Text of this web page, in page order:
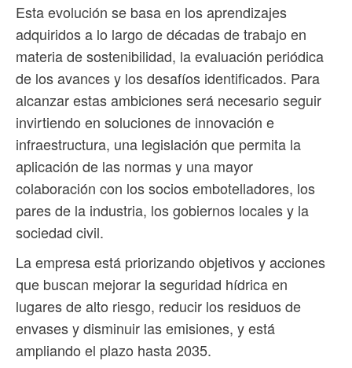
Esta evolución se basa en los aprendizajes
adquiridos a lo largo de décadas de trabajo en
materia de sostenibilidad, la evaluación periódica
de los avances y los desafíos identificados. Para
alcanzar estas ambiciones será necesario seguir
invirtiendo en soluciones de innovación e
infraestructura, una legislación que permita la
aplicación de las normas y una mayor
colaboración con los socios embotelladores, los
pares de la industria, los gobiernos locales y la
sociedad civil.
La empresa está priorizando objetivos y acciones
que buscan mejorar la seguridad hídrica en
lugares de alto riesgo, reducir los residuos de
envases y disminuir las emisiones, y está
ampliando el plazo hasta 2035.